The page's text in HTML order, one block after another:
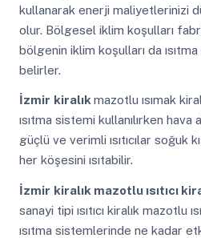
kullanarak enerji maliyetlerinizi
olur. Bölgesel iklim koşulları
bölgenin iklim koşulları da ısıtma
belirler.
İzmir kiralık mazotlu ısımak
ısıtma sistemi kullanılırken hava
güçlü ve verimli ısıtıcılar soğuk
her köşesini ısıtabilir.
İzmir kiralık mazotlu ısıtıcı
sanayi tipi ısıtıcı kiralık mazotlu
ısıtma sistemlerinde ne kadar